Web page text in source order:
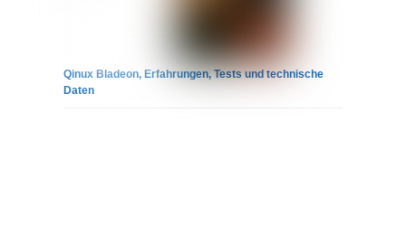
Qinux Bladeon, Erfahrungen, Tests und technische
Daten